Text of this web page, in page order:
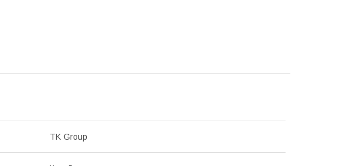
TK Group